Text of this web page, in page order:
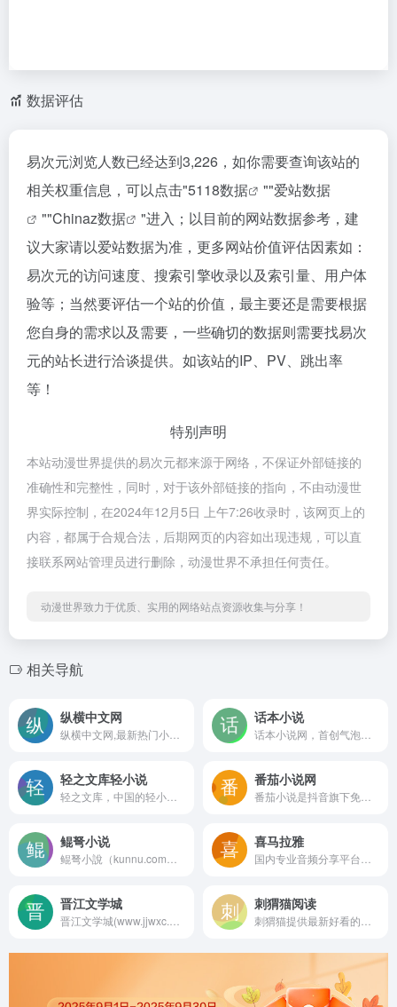
数据评估
易次元浏览人数已经达到3,226，如你需要查询该站的
相关权重信息，可以点击"5118数据 ""爱站数据
""Chinaz数据
"进入；以目前的网站数据参考，建
议大家请以爱站数据为准，更多网站价值评估因素如：
易次元的访问速度、搜索引擎收录以及索引量、用户体
验等；当然要评估一个站的价值，最主要还是需要根据
您自身的需求以及需要，一些确切的数据则需要找易次
元的站长进行洽谈提供。如该站的IP、PV、跳出率
等！
特别声明
本站动漫世界提供的易次元都来源于网络，不保证外部链接的
准确性和完整性，同时，对于该外部链接的指向，不由动漫世
界实际控制，在2024年12月5日 上午7:26收录时，该网页上的
内容，都属于合规合法，后期网页的内容如出现违规，可以直
接联系网站管理员进行删除，动漫世界不承担任何责任。
动漫世界致力于优质、实用的网络站点资源收集与分享！
相关导航
纵横中文网 话本小说
轻之文库轻小说 番茄小说网
鲲弩小说 喜马拉雅
晋江文学城 刺猬猫阅读